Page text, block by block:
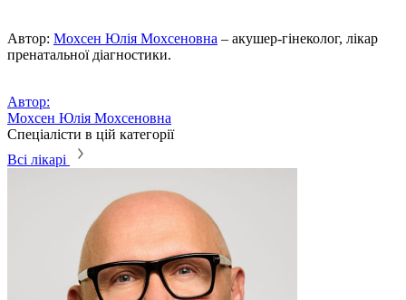
Автор: Мохсен Юлія Мохсеновна – акушер-гінеколог, лікар
пренатальної діагностики.
Автор:
Мохсен Юлія Мохсеновна
Спеціалісти в цій категорії
Всі лікарі